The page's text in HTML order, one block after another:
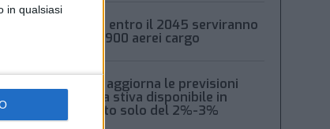
in qualsiasi
Boeing: entro il 2045 serviranno
oltre 2.900 aerei cargo
Xeneta aggiorna le previsioni
2026: la stiva disponibile in
aumento solo del 2%-3%